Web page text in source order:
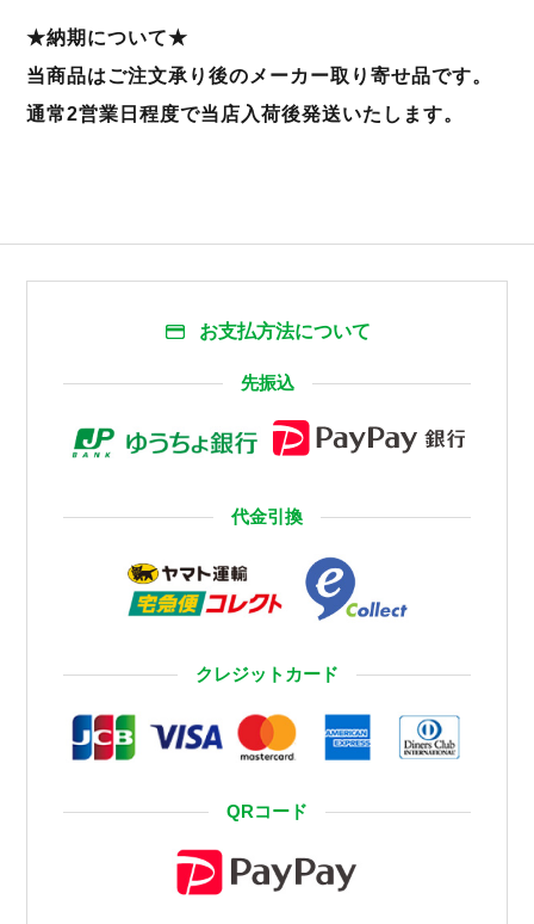
★納期について★
当商品はご注文承り後のメーカー取り寄せ品です。
通常2営業日程度で当店入荷後発送いたします。
お支払方法について
先振込
代金引換
クレジットカード
QRコード